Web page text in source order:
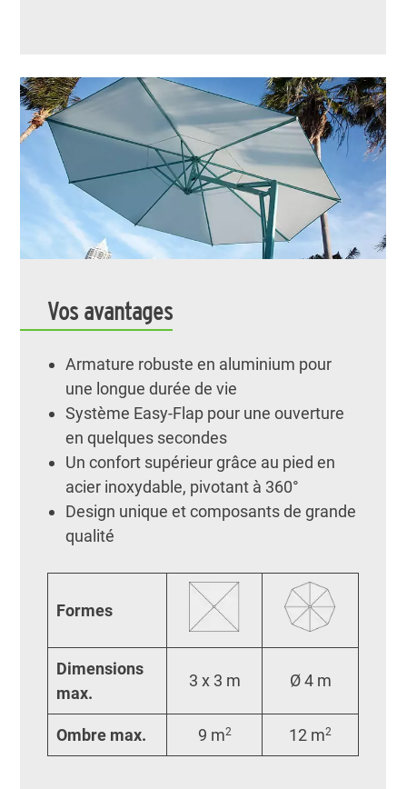
Vos avantages
Armature robuste en aluminium pour
une longue durée de vie
Système Easy-Flap pour une ouverture
en quelques secondes
Un confort supérieur grâce au pied en
acier inoxydable, pivotant à 360°
Design unique et composants de grande
qualité
Formes
Dimensions
max.
3 x 3 m Ø 4 m
Ombre max. 9 m2 12 m2